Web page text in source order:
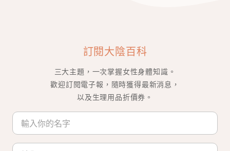
訂閱大陰百科
三大主題，一次掌握女性身體知識。
歡迎訂閱電子報，隨時獲得最新消息，
以及生理用品折價券。